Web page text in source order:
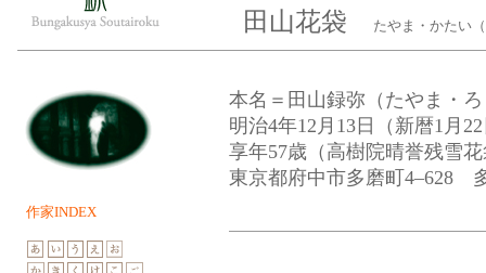
田山花袋 たやま・かたい
本名＝田山録弥（たやま・
明治4年12月13日（新暦1
享年57歳（高樹院晴誉残雪
東京都府中市多磨町4–628
作家INDEX